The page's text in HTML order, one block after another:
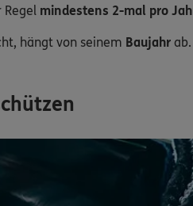
Regel mindestens 2-mal pro
hängt von seinem Baujahr